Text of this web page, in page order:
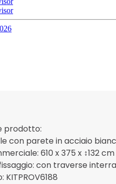
prodotto:
con parete in acciaio
610 x 375 x ↕132 cm
con traverse
KITPROV6188